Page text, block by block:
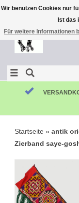
Zierband saye-
Wir benutzen Cookies nur
Ist das
Für weitere Informationen